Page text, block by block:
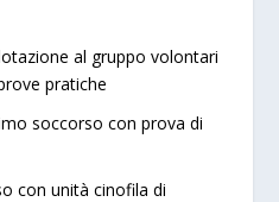
al gruppo volontari
pratiche
soccorso con prova di
con unità cinofila di